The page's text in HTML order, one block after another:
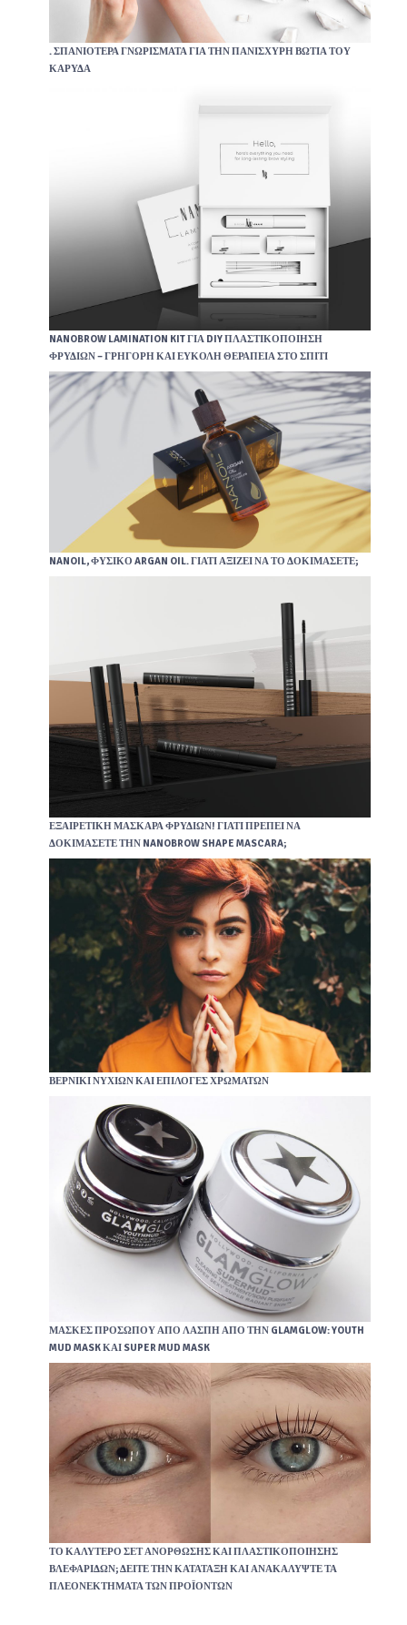
. ΣΠΑΝΙΌΤΕΡΑ ΓΝΩΡΊΣΜΑΤΑ ΓΙΑ ΤΗΝ ΠΑΝΊΣΧΥΡΗ ΒΩΤΙΆ ΤΟΥ
ΚΑΡΎΔΑ
NANOBROW LAMINATION KIT ΓΙΑ DIY ΠΛΑΣΤΙΚΟΠΟΊΗΣΗ
ΦΡΥΔΙΏΝ – ΓΡΉΓΟΡΗ ΚΑΙ ΕΎΚΟΛΗ ΘΕΡΑΠΕΊΑ ΣΤΟ ΣΠΊΤΙ
NANOIL, ΦΥΣΙΚΌ ARGAN OIL. ΓΙΑΤΊ ΑΞΊΖΕΙ ΝΑ ΤΟ ΔΟΚΙΜΆΣΕΤΕ;
ΕΞΑΙΡΕΤΙΚΉ ΜΆΣΚΑΡΑ ΦΡΥΔΙΏΝ! ΓΙΑΤΊ ΠΡΈΠΕΙ ΝΑ
ΔΟΚΙΜΆΣΕΤΕ ΤΗΝ NANOBROW SHAPE MASCARA;
ΒΕΡΝΊΚΙ ΝΥΧΙΏΝ ΚΑΙ ΕΠΙΛΟΓΈΣ ΧΡΩΜΆΤΩΝ
ΜΆΣΚΕΣ ΠΡΟΣΏΠΟΥ ΑΠΌ ΛΆΣΠΗ ΑΠΌ ΤΗΝ GLAMGLOW: YOUTH
MUD MASK ΚΑΙ SUPER MUD MASK
ΤΟ ΚΑΛΎΤΕΡΟ ΣΕΤ ΑΝΌΡΘΩΣΗΣ ΚΑΙ ΠΛΑΣΤΙΚΟΠΟΊΗΣΗΣ
ΒΛΕΦΑΡΊΔΩΝ; ΔΕΊΤΕ ΤΗΝ ΚΑΤΆΤΑΞΗ ΚΑΙ ΑΝΑΚΑΛΎΨΤΕ ΤΑ
ΠΛΕΟΝΕΚΤΉΜΑΤΑ ΤΩΝ ΠΡΟΪΌΝΤΩΝ